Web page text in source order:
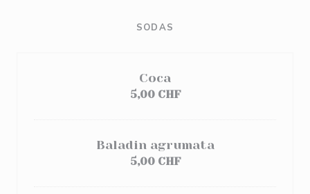
SODAS
Coca
5,00 CHF
Baladin agrumata
5,00 CHF